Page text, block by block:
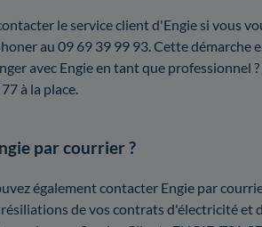
le service client d'Engie si vous
au 09 69 39 99 93. Cette démarche
avec Engie en tant que professionnel
à la place.
par courrier ?
également contacter Engie par
de vos contrats d'électricité et